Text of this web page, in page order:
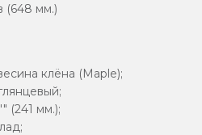
(648 мм.)
клёна (Maple);
(241 мм.);